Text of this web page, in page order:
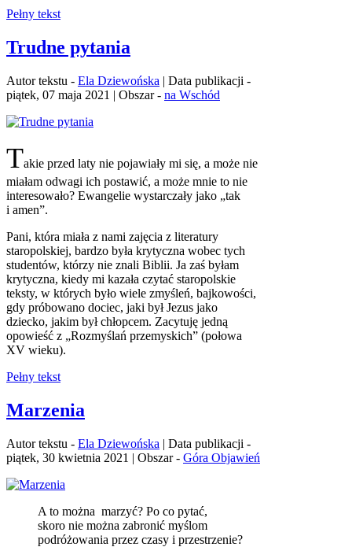
Pełny tekst
Trudne pytania
Autor tekstu - Ela Dziewońska | Data publikacji -
piątek, 07 maja 2021 | Obszar - na Wschód
Takie przed laty nie pojawiały mi się, a może nie
miałam odwagi ich postawić, a może mnie to nie
interesowało? Ewangelie wystarczały jako „tak
i amen”.
Pani, która miała z nami zajęcia z literatury
staropolskiej, bardzo była krytyczna wobec tych
studentów, którzy nie znali Biblii. Ja zaś byłam
krytyczna, kiedy mi kazała czytać staropolskie
teksty, w których było wiele zmyśleń, bajkowości,
gdy próbowano dociec, jaki był Jezus jako
dziecko, jakim był chłopcem. Zacytuję jedną
opowieść z „Rozmyślań przemyskich” (połowa
XV wieku).
Pełny tekst
Marzenia
Autor tekstu - Ela Dziewońska | Data publikacji -
piątek, 30 kwietnia 2021 | Obszar - Góra Objawień
A to można marzyć? Po co pytać,
skoro nie można zabronić myślom
podróżowania przez czasy i przestrzenie?